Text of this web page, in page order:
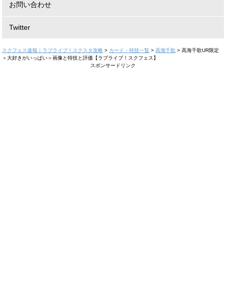
お問い合わせ
Twitter
スクフェス速報｜ラブライブ！スクスタ攻略 > カード・特技一覧 >高海千歌 >高海千歌UR限定
＜大好きがいっぱい＞画像と特技と評価【ラブライブ！スクフェス】
スポンサードリンク